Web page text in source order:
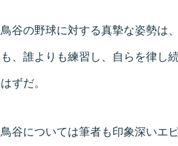
鳥谷の野球に対する真摯な姿勢は
も、誰よりも練習し、自らを律し
はずだ。
鳥谷については筆者も印象深いエ